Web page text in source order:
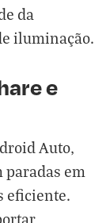
da
iluminação.
e
Auto,
em
eficiente.